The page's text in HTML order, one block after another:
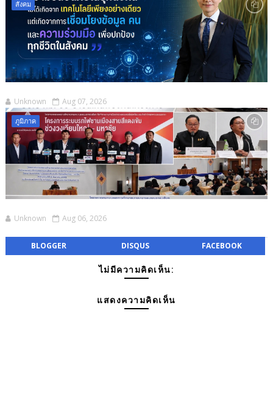
สังคม
Unknown Aug 07, 2026
ภูมิภาค
Unknown Aug 06, 2026
BLOGGER DISQUS FACEBOOK
ไม่มีความคิดเห็น:
แสดงความคิดเห็น